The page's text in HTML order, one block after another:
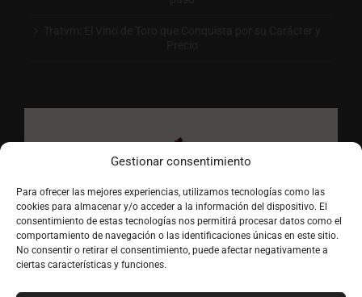
Gestionar consentimiento
Para ofrecer las mejores experiencias, utilizamos tecnologías como las
cookies para almacenar y/o acceder a la información del dispositivo. El
consentimiento de estas tecnologías nos permitirá procesar datos como el
comportamiento de navegación o las identificaciones únicas en este sitio.
No consentir o retirar el consentimiento, puede afectar negativamente a
ciertas características y funciones.